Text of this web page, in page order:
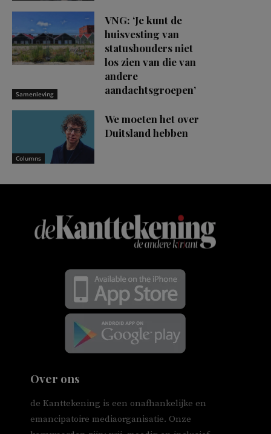
Samenleving
VNG: ‘Je kunt de
huisvesting van
statushouders niet
los zien van die van
andere
aandachtsgroepen’
Columns
We moeten het over
Duitsland hebben
Over ons
de Kanttekening is een onafhankelijke en
emancipatoire mediaorganisatie. Onze